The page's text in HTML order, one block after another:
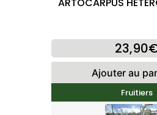
ARTOCARPUS
Ajouter au
Fruitiers